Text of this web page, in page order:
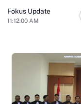
Fokus Update
11:12:00 AM